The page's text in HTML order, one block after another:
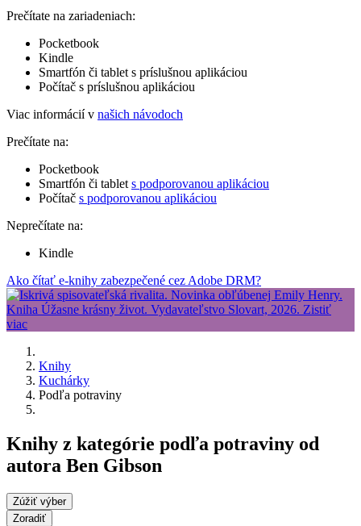
Prečítate na zariadeniach:
Pocketbook
Kindle
Smartfón či tablet s príslušnou aplikáciou
Počítač s príslušnou aplikáciou
Viac informácií v našich návodoch
Prečítate na:
Pocketbook
Smartfón či tablet s podporovanou aplikáciou
Počítač s podporovanou aplikáciou
Neprečítate na:
Kindle
Ako čítať e-knihy zabezpečené cez Adobe DRM?
Knihy
Kuchárky
Podľa potraviny
Knihy z kategórie podľa potraviny od
autora Ben Gibson
Zúžiť výber
Zoradiť